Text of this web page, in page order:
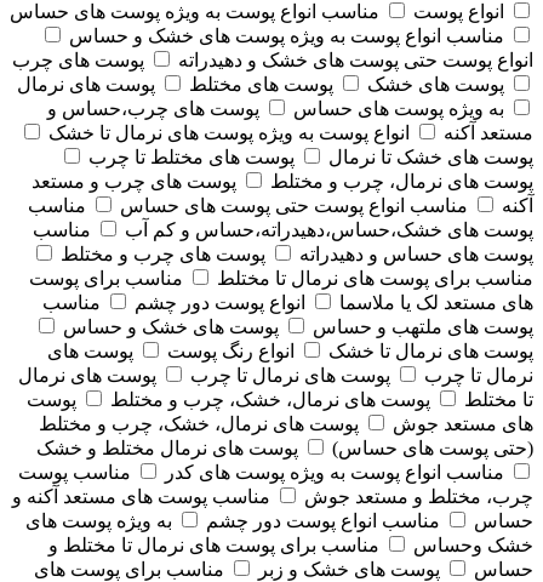
انواع پوست
مناسب انواع پوست به ویژه پوست های حساس
مناسب انواع پوست به ویژه پوست های خشک و حساس
انواع پوست حتی پوست های خشک و دهیدراته
پوست های چرب
پوست های خشک
پوست های مختلط
پوست های نرمال
به ویژه پوست های حساس
پوست های چرب،حساس و
مستعد آکنه
انواع پوست به ویژه پوست های نرمال تا خشک
پوست های خشک تا نرمال
پوست های مختلط تا چرب
پوست های نرمال، چرب و مختلط
پوست های چرب و مستعد
آکنه
مناسب انواع پوست حتی پوست های حساس
مناسب
پوست های خشک،حساس،دهیدراته،حساس و کم آب
مناسب
پوست های حساس و دهیدراته
پوست های چرب و مختلط
مناسب برای پوست های نرمال تا مختلط
مناسب برای پوست
های مستعد لک یا ملاسما
انواع پوست دور چشم
مناسب
پوست های ملتهب و حساس
پوست های خشک و حساس
پوست های نرمال تا خشک
انواع رنگ پوست
پوست های
نرمال تا چرب
پوست های نرمال تا چرب
پوست های نرمال
تا مختلط
پوست های نرمال، خشک، چرب و مختلط
پوست
های مستعد جوش
پوست های نرمال، خشک، چرب و مختلط
(حتی پوست های حساس)
پوست های نرمال مختلط و خشک
مناسب انواع پوست به ویژه پوست های کدر
مناسب پوست
چرب، مختلط و مستعد جوش
مناسب پوست های مستعد آکنه و
حساس
مناسب انواع پوست دور چشم
به ویژه پوست های
خشک وحساس
مناسب برای پوست های نرمال تا مختلط و
حساس
پوست های خشک و زبر
مناسب برای پوست های